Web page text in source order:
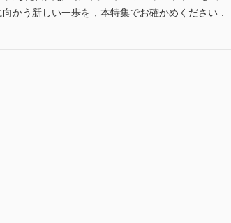
かう新しい一歩を，本特集でお確かめください．